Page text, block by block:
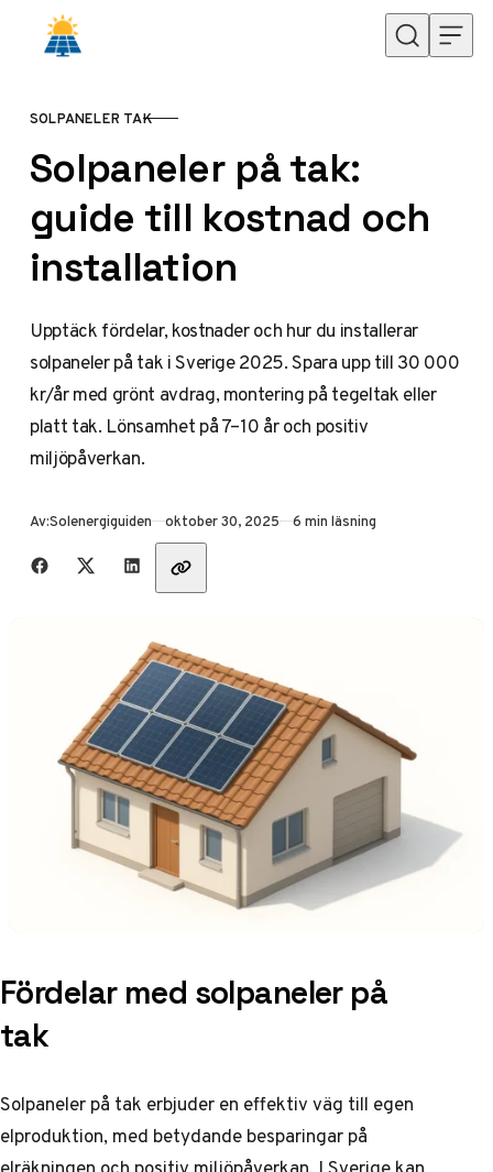
Hoppa till innehåll
KATEGORI
SOLPANELER TAK
Solpaneler på tak:
guide till kostnad och
installation
Upptäck fördelar, kostnader och hur du installerar
solpaneler på tak i Sverige 2025. Spara upp till 30 000
kr/år med grönt avdrag, montering på tegeltak eller
platt tak. Lönsamhet på 7–10 år och positiv
miljöpåverkan.
Av:Solenergiguiden Publicerad
oktober 30, 2025 6 min läsning
Dela med vänner
Fördelar med solpaneler på
tak
Solpaneler på tak erbjuder en effektiv väg till egen
elproduktion, med betydande besparingar på